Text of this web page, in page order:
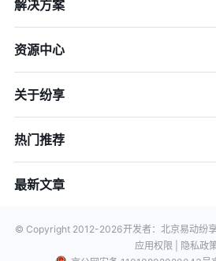
解决方案
资源中心
关于纷享
热门推荐
最新文章
© Copyright 2012-2026开发者：北京易动纷
应用权限 |
隐私政